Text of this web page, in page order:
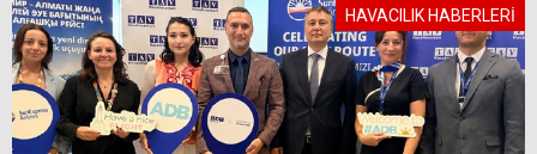
HAVACILIK HABERLERİ